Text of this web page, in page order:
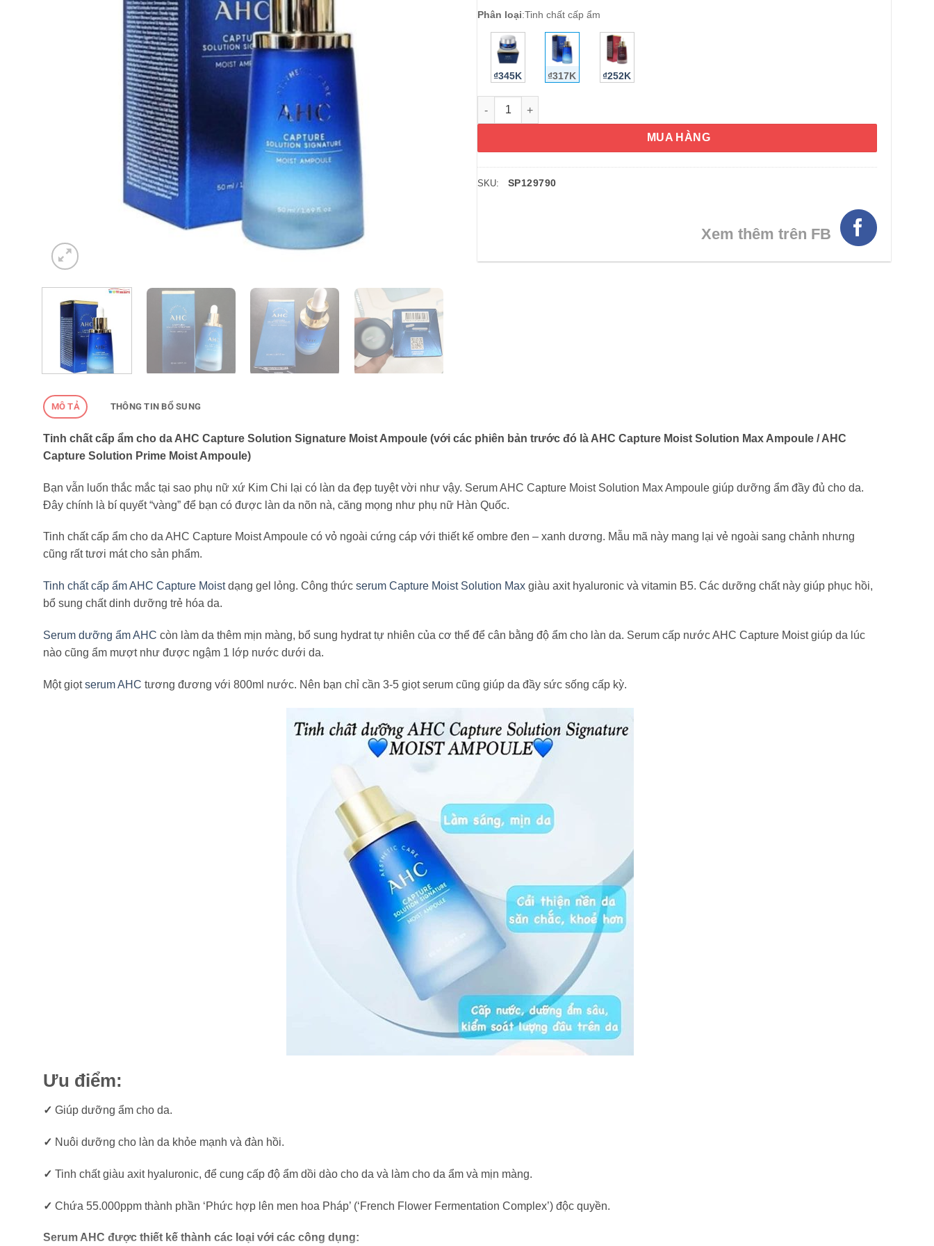
HÌNH THẬT
Phân loại:Tinh chất cấp ẩm
₫345K ₫317K ₫252K
Tinh chất cấp ẩm cho da AHC Capture Solution Signature Moist Ampoule 50ml số lượng
MUA HÀNG
SKU: SP129790
Xem thêm trên FB
MÔ TẢ THÔNG TIN BỔ SUNG
Tinh chất cấp ẩm cho da AHC Capture Solution Signature Moist Ampoule (với các phiên bản trước đó là AHC Capture Moist Solution Max Ampoule / AHC
Capture Solution Prime Moist Ampoule)
Bạn vẫn luốn thắc mắc tại sao phụ nữ xứ Kim Chi lại có làn da đẹp tuyệt vời như vậy. Serum AHC Capture Moist Solution Max Ampoule giúp dưỡng ẩm đầy đủ cho da.
Đây chính là bí quyết “vàng” để bạn có được làn da nõn nà, căng mọng như phụ nữ Hàn Quốc.
Tinh chất cấp ẩm cho da AHC Capture Moist Ampoule có vỏ ngoài cứng cáp với thiết kế ombre đen – xanh dương. Mẫu mã này mang lại vẻ ngoài sang chảnh nhưng
cũng rất tươi mát cho sản phẩm.
Tinh chất cấp ẩm AHC Capture Moistdạng gel lỏng. Công thức serum Capture Moist Solution Max giàu axit hyaluronic và vitamin B5. Các dưỡng chất này giúp phục hồi,
bổ sung chất dinh dưỡng trẻ hóa da.
Serum dưỡng ẩm AHC còn làm da thêm mịn màng, bổ sung hydrat tự nhiên của cơ thể để cân bằng độ ẩm cho làn da. Serum cấp nước AHC Capture Moist giúp da lúc
nào cũng ẩm mượt như được ngậm 1 lớp nước dưới da.
Một giọtserum AHC tương đương với 800ml nước. Nên bạn chỉ cần 3-5 giọt serum cũng giúp da đầy sức sống cấp kỳ.
Ưu điểm:
✓ Giúp dưỡng ẩm cho da.
✓ Nuôi dưỡng cho làn da khỏe mạnh và đàn hồi.
✓ Tinh chất giàu axit hyaluronic, để cung cấp độ ẩm dồi dào cho da và làm cho da ẩm và mịn màng.
✓ Chứa 55.000ppm thành phần ‘Phức hợp lên men hoa Pháp’ (‘French Flower Fermentation Complex’) độc quyền.
Serum AHC được thiết kế thành các loại với các công dụng: